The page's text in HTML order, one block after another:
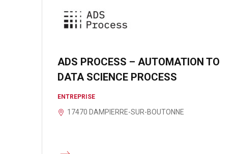
ADS PROCESS – AUTOMATION TO
DATA SCIENCE PROCESS
ENTREPRISE
17470 DAMPIERRE-SUR-BOUTONNE